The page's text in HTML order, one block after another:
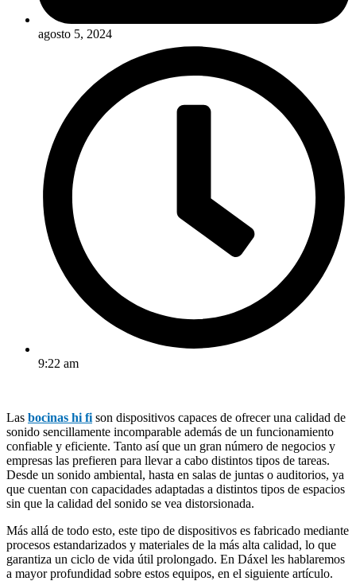
agosto 5, 2024
9:22 am
Las bocinas hi fi son dispositivos capaces de ofrecer una calidad de
sonido sencillamente incomparable además de un funcionamiento
confiable y eficiente. Tanto así que un gran número de negocios y
empresas las prefieren para llevar a cabo distintos tipos de tareas.
Desde un sonido ambiental, hasta en salas de juntas o auditorios, ya
que cuentan con capacidades adaptadas a distintos tipos de espacios
sin que la calidad del sonido se vea distorsionada.
Más allá de todo esto, este tipo de dispositivos es fabricado mediante
procesos estandarizados y materiales de la más alta calidad, lo que
garantiza un ciclo de vida útil prolongado. En Dáxel les hablaremos
a mayor profundidad sobre estos equipos, en el siguiente artículo.